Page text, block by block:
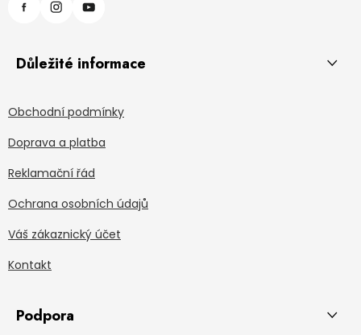
Důležité informace
Obchodní podmínky
Doprava a platba
Reklamační řád
Ochrana osobních údajů
Váš zákaznický účet
Kontakt
Podpora